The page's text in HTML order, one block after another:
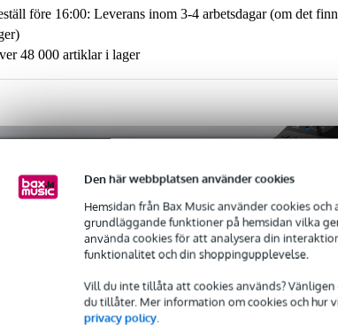
Den här webbplatsen använder cookies
Hemsidan från Bax Music använder cookies
grundläggande funktioner på hemsidan vilka
använda cookies för att analysera din
funktionalitet och din shoppingupplevelse.
Vill du inte tillåta att cookies används?
du tillåter. Mer information om cookies och hur
privacy policy.
före 16:00: Leverans inom 3-4 arbetsdagar (om det
48 000 artiklar i lager
Recensioner(0)